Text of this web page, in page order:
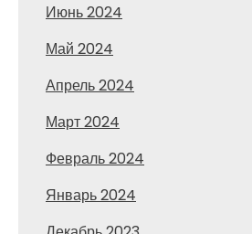
Июнь 2024
Май 2024
Апрель 2024
Март 2024
Февраль 2024
Январь 2024